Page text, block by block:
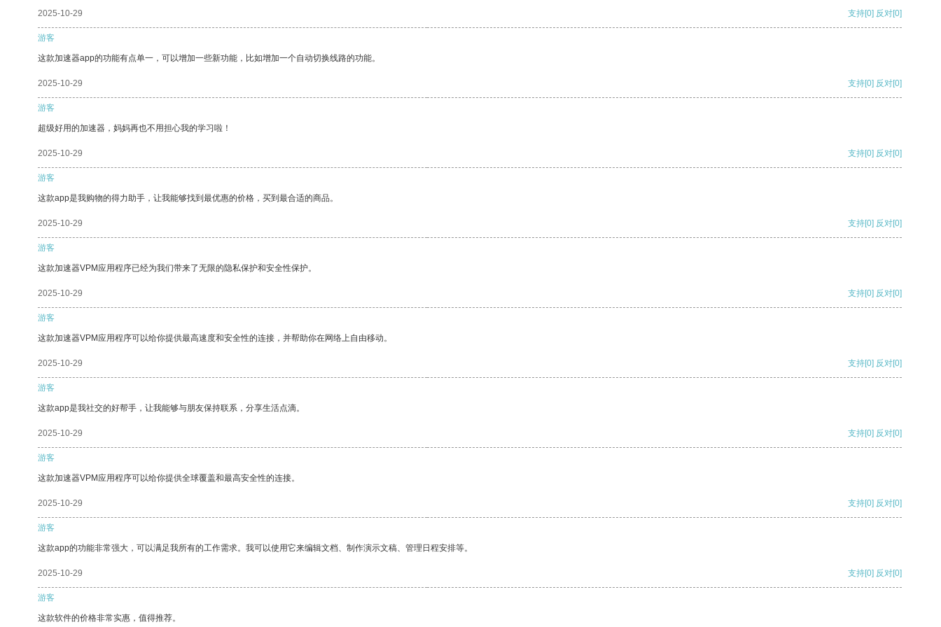
2025-10-29 支持[0] 反对[0]
游客
这款加速器app的功能有点单一，可以增加一些新功能，比如增加一个自动切换线路的功能。
2025-10-29 支持[0] 反对[0]
游客
超级好用的加速器，妈妈再也不用担心我的学习啦！
2025-10-29 支持[0] 反对[0]
游客
这款app是我购物的得力助手，让我能够找到最优惠的价格，买到最合适的商品。
2025-10-29 支持[0] 反对[0]
游客
这款加速器VPM应用程序已经为我们带来了无限的隐私保护和安全性保护。
2025-10-29 支持[0] 反对[0]
游客
这款加速器VPM应用程序可以给你提供最高速度和安全性的连接，并帮助你在网络上自由移动。
2025-10-29 支持[0] 反对[0]
游客
这款app是我社交的好帮手，让我能够与朋友保持联系，分享生活点滴。
2025-10-29 支持[0] 反对[0]
游客
这款加速器VPM应用程序可以给你提供全球覆盖和最高安全性的连接。
2025-10-29 支持[0] 反对[0]
游客
这款app的功能非常强大，可以满足我所有的工作需求。我可以使用它来编辑文档、制作演示文稿、管理日程安排等。
2025-10-29 支持[0] 反对[0]
游客
这款软件的价格非常实惠，值得推荐。